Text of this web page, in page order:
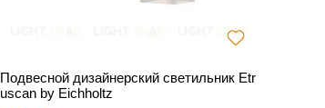
Подвесной дизайнерский светильник Etr
uscan by Eichholtz